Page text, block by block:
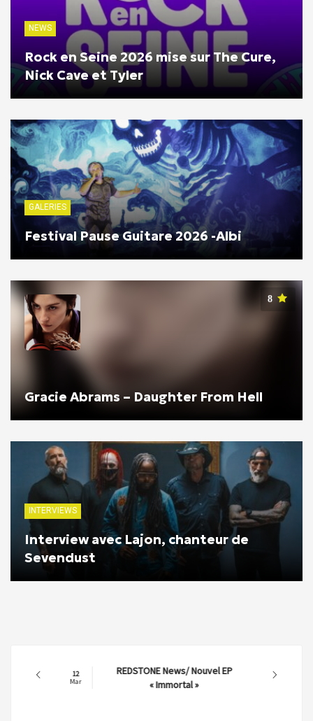
NEWS
Rock en Seine 2026 mise sur The Cure,
Nick Cave et Tyler
GALERIES
Festival Pause Guitare 2026 -Albi
8
Gracie Abrams – Daughter From Hell
INTERVIEWS
Interview avec Lajon, chanteur de
Sevendust
12
Mar
REDSTONE News/ Nouvel EP
« Immortal »